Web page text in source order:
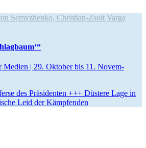
Semyzhenko, Christian-Zsolt Varga
Medien | 29. Oktober bis 11. Novem­
des Prä­si­den­ten +++ Düstere Lage in
Leid der Kämpfenden